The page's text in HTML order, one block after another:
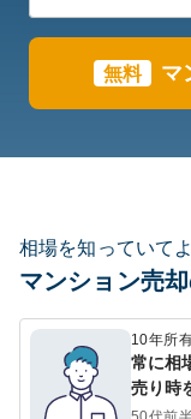
無料 マ
相場を知っていて
マンション売
10年所
常に相
売り時